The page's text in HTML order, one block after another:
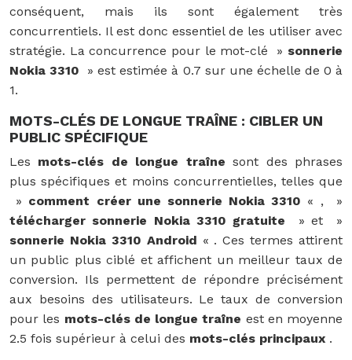
conséquent, mais ils sont également très
concurrentiels. Il est donc essentiel de les utiliser avec
stratégie. La concurrence pour le mot-clé » sonnerie
Nokia 3310
» est estimée à 0.7 sur une échelle de 0 à
1.
MOTS-CLÉS DE LONGUE TRAÎNE : CIBLER UN
PUBLIC SPÉCIFIQUE
Les mots-clés de longue traînesont des phrases
plus spécifiques et moins concurrentielles, telles que
» comment créer une sonnerie Nokia 3310 « , »
télécharger sonnerie Nokia 3310 gratuite
» et »
sonnerie Nokia 3310 Android « . Ces termes attirent
un public plus ciblé et affichent un meilleur taux de
conversion. Ils permettent de répondre précisément
aux besoins des utilisateurs. Le taux de conversion
pour les mots-clés de longue traîne est en moyenne
2.5 fois supérieur à celui des mots-clés principaux .